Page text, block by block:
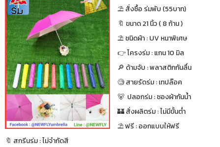
⛱ สั่งซื้อ ร่มพับ (55บาท)
🔖 ขนาด 21 นิ้ว ( 8 ก้าน )
⛱ ชนิดผ้า : UV หนาพิเศษ
👉 โครงร่ม : แกน 10 มิล
🔎 ด้ามจับ : พลาสติกกันลื่น
🧐 สายรัดร่ม : เทปล๊อค
🐻 ปลอกร่ม : ซองผ้ากันน้ำ
🏰 สั่งผลิตร่ม : ไม่มีขั้นต่ำ
⛱ ฟรี : ออกแบบให้ฟรี
🔖 สกรีนร่ม : ไม่จำกัดสี